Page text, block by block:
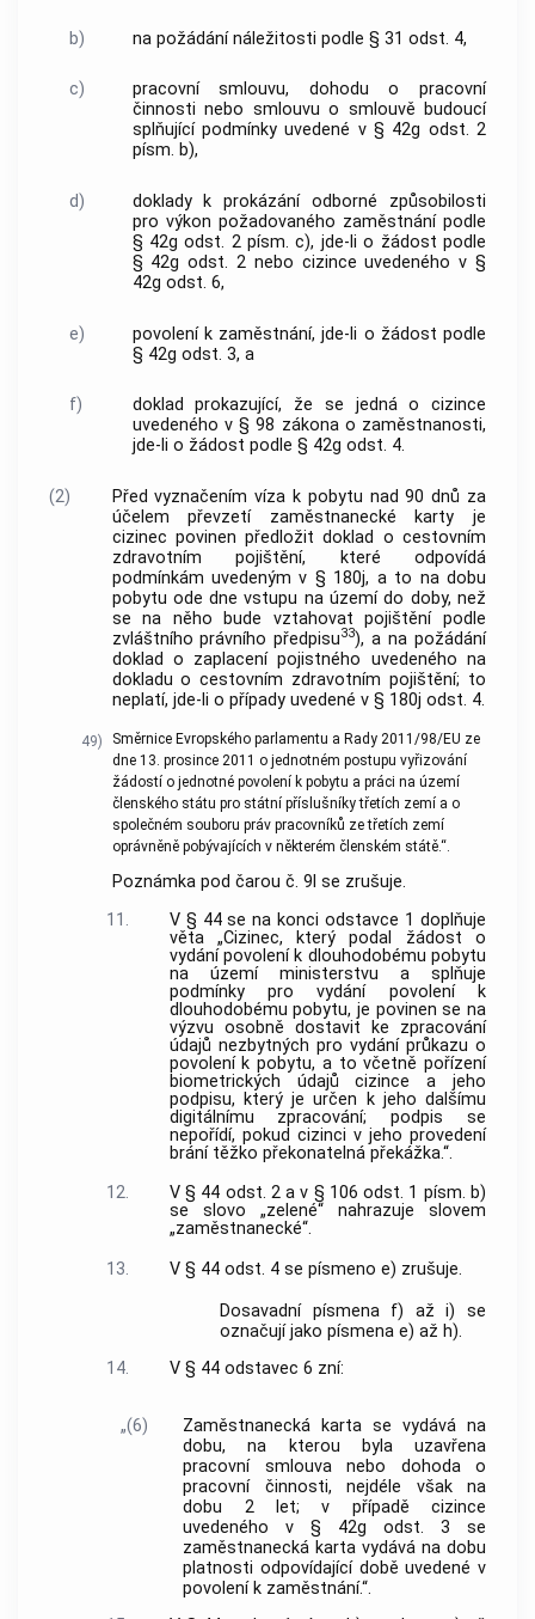
b) na požádání náležitosti podle § 31 odst. 4,
c)
pracovní smlouvu, dohodu o pracovní
činnosti nebo smlouvu o smlouvě budoucí
splňující podmínky uvedené v § 42g odst. 2
písm. b),
d)
doklady k prokázání odborné způsobilosti
pro výkon požadovaného zaměstnání podle
§ 42g odst. 2 písm. c), jde-li o žádost podle
§ 42g odst. 2 nebo cizince uvedeného v §
42g odst. 6,
e)
povolení k zaměstnání, jde-li o žádost podle
§ 42g odst. 3, a
f)
doklad prokazující, že se jedná o cizince
uvedeného v § 98 zákona o zaměstnanosti,
jde-li o žádost podle § 42g odst. 4.
(2)
Před vyznačením víza k pobytu nad 90 dnů za
účelem převzetí zaměstnanecké karty je
cizinec povinen předložit doklad o cestovním
zdravotním pojištění, které odpovídá
podmínkám uvedeným v § 180j, a to na dobu
pobytu ode dne vstupu na území do doby, než
se na něho bude vztahovat pojištění podle
zvláštního právního předpisu33), a na požádání
doklad o zaplacení pojistného uvedeného na
dokladu o cestovním zdravotním pojištění; to
neplatí, jde-li o případy uvedené v § 180j odst. 4.
49)
Směrnice Evropského parlamentu a Rady 2011/98/EU ze
dne 13. prosince 2011 o jednotném postupu vyřizování
žádostí o jednotné povolení k pobytu a práci na území
členského státu pro státní příslušníky třetích zemí a o
společném souboru práv pracovníků ze třetích zemí
oprávněně pobývajících v některém členském státě.“.
Poznámka pod čarou č. 9l se zrušuje.
11.
V § 44 se na konci odstavce 1 doplňuje
věta „Cizinec, který podal žádost o
vydání povolení k dlouhodobému pobytu
na území ministerstvu a splňuje
podmínky pro vydání povolení k
dlouhodobému pobytu, je povinen se na
výzvu osobně dostavit ke zpracování
údajů nezbytných pro vydání průkazu o
povolení k pobytu, a to včetně pořízení
biometrických údajů cizince a jeho
podpisu, který je určen k jeho dalšímu
digitálnímu zpracování; podpis se
nepořídí, pokud cizinci v jeho provedení
brání těžko překonatelná překážka.“.
12.
V § 44 odst. 2 a v § 106 odst. 1 písm. b)
se slovo „zelené“ nahrazuje slovem
„zaměstnanecké“.
13.
V § 44 odst. 4 se písmeno e) zrušuje.
Dosavadní písmena f) až i) se
označují jako písmena e) až h).
14.
V § 44 odstavec 6 zní:
„(6)
Zaměstnanecká karta se vydává na
dobu, na kterou byla uzavřena
pracovní smlouva nebo dohoda o
pracovní činnosti, nejdéle však na
dobu 2 let; v případě cizince
uvedeného v § 42g odst. 3 se
zaměstnanecká karta vydává na dobu
platnosti odpovídající době uvedené v
povolení k zaměstnání.“.